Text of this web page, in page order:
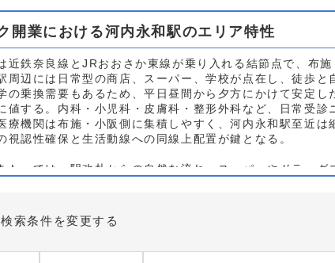
開業における河内永和駅のエリア特性
近鉄奈良線とJRおおさか東線が乗り入れる結節点で、布
周辺には日常型の商店、スーパー、学校が点在し、徒歩
の乗換需要もあるため、平日昼間から夕方にかけて安定
値する。内科・小児科・皮膚科・整形外科など、日常受診
療機関は布施・小阪側に集積しやすく、河内永和駅至近
視認性確保と生活動線への同線上配置が鍵となる。
たっては、駅改札からの自然な流れ、スーパーやドラッグ
時間帯別の人流差を現地で確認すると計画が具体化しやす
重複を避けた診療時間設計や、予約導線の最適化まで見据
索条件を変更する